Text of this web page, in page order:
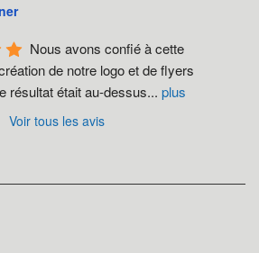
Nous avons confié à cette
de notre logo et de flyers
résultat était au-dessus... plus
Voir tous les avis